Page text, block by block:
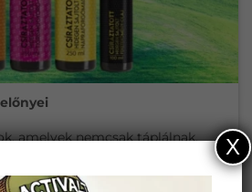
amelyek nemcsak táplálnak,
X